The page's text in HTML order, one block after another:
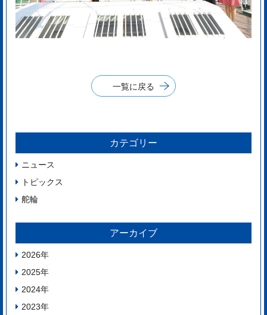
一覧に戻る
カテゴリー
ニュース
トピックス
舵輪
アーカイブ
2026年
2025年
2024年
2023年